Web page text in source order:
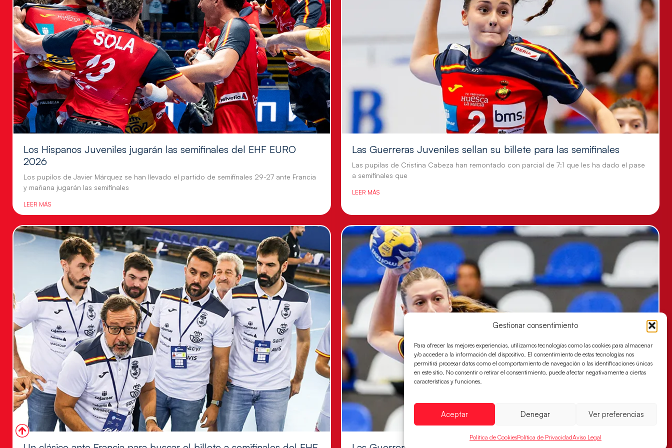
Gestionar consentimiento
Para ofrecer las mejores experiencias, utilizamos tecnologías como las cookies para almacenar
y/o acceder a la información del dispositivo. El consentimiento de estas tecnologías nos
permitirá procesar datos como el comportamiento de navegación o las identificaciones únicas
en este sitio. No consentir o retirar el consentimiento, puede afectar negativamente a ciertas
características y funciones.
Aceptar Denegar Ver preferencias
Política de CookiesPolítica de PrivacidadAviso Legal
Los Hispanos Juveniles jugarán las semifinales del EHF EURO
2026
Los pupilos de Javier Márquez se han llevado el partido de semifinales 29-27 ante Francia
y mañana jugarán las semifinales
LEER MÁS
Las Guerreras Juveniles sellan su billete para las semifinales
Las pupilas de Cristina Cabeza han remontado con parcial de 7:1 que les ha dado el pase
a semifinales que
LEER MÁS